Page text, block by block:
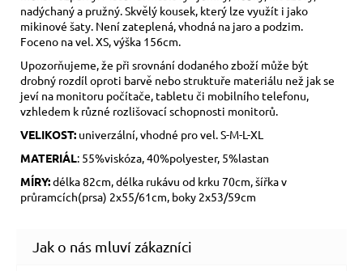
nadýchaný a pružný. Skvělý kousek, který lze využít i jako
mikinové šaty. Není zateplená, vhodná na jaro a podzim.
Foceno na vel. XS, výška 156cm.
Upozorňujeme, že při srovnání dodaného zboží může být
drobný rozdíl oproti barvě nebo struktuře materiálu než jak se
jeví na monitoru počítače, tabletu či mobilního telefonu,
vzhledem k různé rozlišovací schopnosti monitorů.
VELIKOST: univerzální, vhodné pro vel. S-M-L-XL
MATERIÁL : 55%viskóza, 40%polyester, 5%lastan
MÍRY:délka 82cm, délka rukávu od krku 70cm, šířka v
průramcích(prsa) 2x55/61cm, boky 2x53/59cm